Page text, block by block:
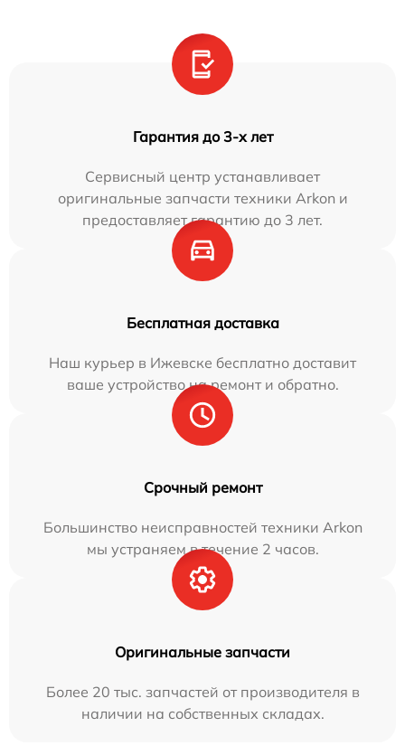
Гарантия до 3-х лет
Сервисный центр устанавливает
оригинальные запчасти техники Arkon и
предоставляет гарантию до 3 лет.
Бесплатная доставка
Наш курьер в Ижевске бесплатно доставит
ваше устройство на ремонт и обратно.
Срочный ремонт
Большинство неисправностей техники Arkon
мы устраняем в течение 2 часов.
Оригинальные запчасти
Более 20 тыс. запчастей от производителя в
наличии на собственных складах.